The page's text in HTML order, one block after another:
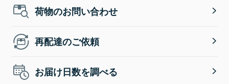
荷物のお問い合わせ
再配達のご依頼
お届け日数を調べる